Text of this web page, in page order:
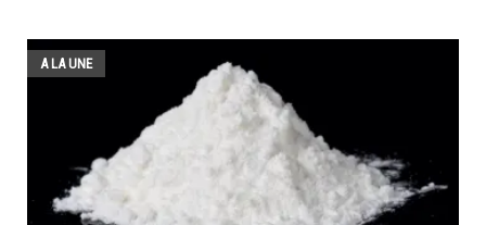
A LA UNE